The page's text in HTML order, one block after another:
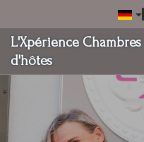
L'Xpérience Chambres
d'hôtes